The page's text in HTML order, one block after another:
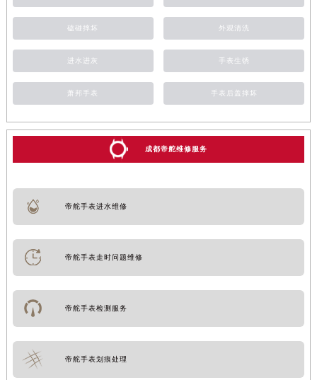
磕碰摔坏 外观清洗
进水进灰 手表生锈
萧邦手表 手表后盖摔坏
成都帝舵维修服务
帝舵手表进水维修
帝舵手表走时问题维修
帝舵手表检测服务
帝舵手表划痕处理